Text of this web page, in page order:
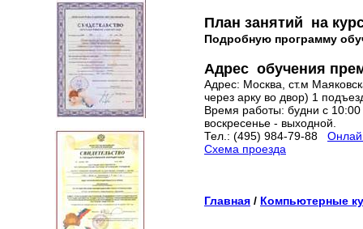
План занятий на
Подробную программу
Адрес обучения
Адрес: Москва, ст.м
через арку во двор) 1
Время работы: будни с
воскресенье - выходной.
Тел.: (495) 984-79-88
Схема проезда
Главная / Компьютерные